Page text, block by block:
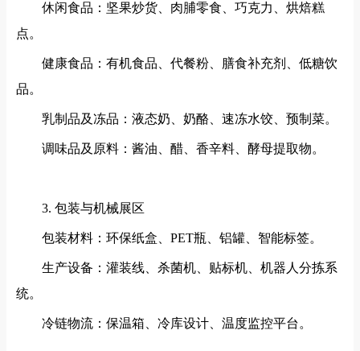
休闲食品：坚果炒货、肉脯零食、巧克力、烘焙糕
点。
健康食品：有机食品、代餐粉、膳食补充剂、低糖饮
品。
乳制品及冻品：液态奶、奶酪、速冻水饺、预制菜。
调味品及原料：酱油、醋、香辛料、酵母提取物。
3. 包装与机械展区
包装材料：环保纸盒、 PET瓶、铝罐、智能标签。
生产设备：灌装线、杀菌机、贴标机、机器人分拣系
统。
冷链物流：保温箱、冷库设计、温度监控平台。